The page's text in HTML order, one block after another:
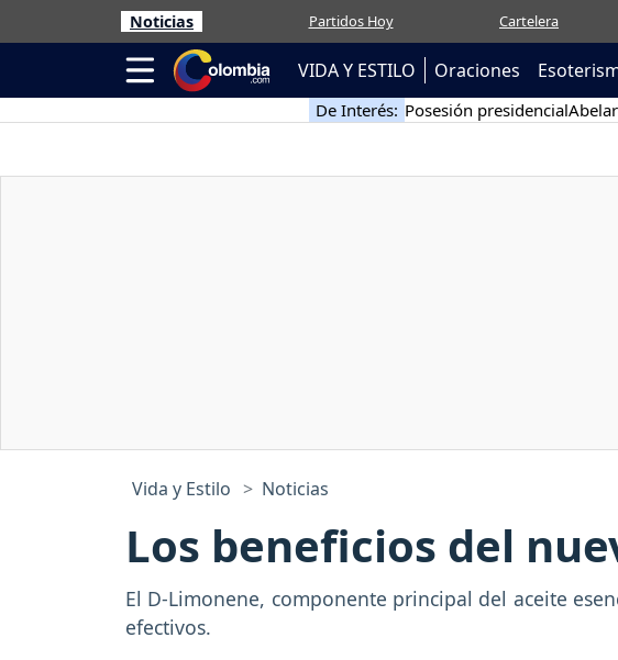
Noticias Partidos Hoy Cartelera
VIDA Y ESTILO Oraciones
De Interés: Posesión presidencial
Vida y Estilo Noticias
Los beneficios del
El D-Limonene, componente principal del aceite
efectivos.